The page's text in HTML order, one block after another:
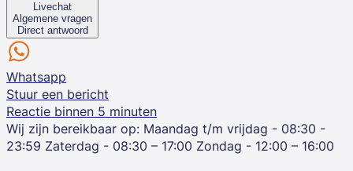
Livechat
Algemene vragen
Direct antwoord
Whatsapp
Stuur een bericht
Reactie binnen 5 minuten
Wij zijn bereikbaar op: Maandag t/m vrijdag - 08:30 -
23:59 Zaterdag - 08:30 – 17:00 Zondag - 12:00 – 16:00